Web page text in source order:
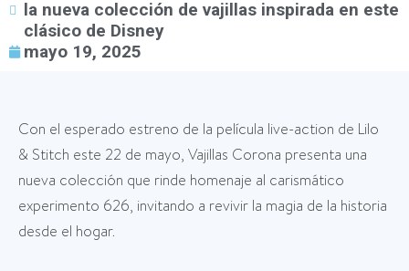
la nueva colección de vajillas inspirada en este
clásico de Disney
mayo 19, 2025
Con el esperado estreno de la película live-action de Lilo
& Stitch este 22 de mayo, Vajillas Corona presenta una
nueva colección que rinde homenaje al carismático
experimento 626, invitando a revivir la magia de la historia
desde el hogar.